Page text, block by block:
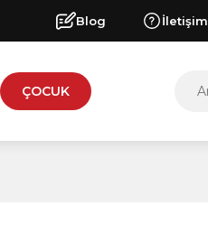
Blog İletişim
ÇOCUK